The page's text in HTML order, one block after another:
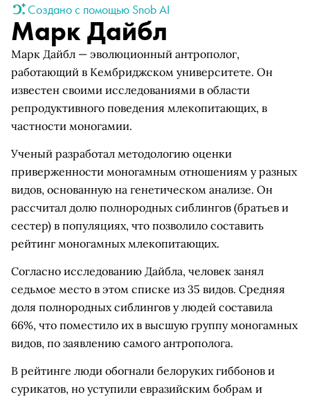
Создано с помощью Snob AI
Марк Дайбл
Марк Дайбл — эволюционный антрополог,
работающий в Кембриджском университете. Он
известен своими исследованиями в области
репродуктивного поведения млекопитающих, в
частности моногамии.
Ученый разработал методологию оценки
приверженности моногамным отношениям у разных
видов, основанную на генетическом анализе. Он
рассчитал долю полнородных сиблингов (братьев и
сестер) в популяциях, что позволило составить
рейтинг моногамных млекопитающих.
Согласно исследованию Дайбла, человек занял
седьмое место в этом списке из 35 видов. Средняя
доля полнородных сиблингов у людей составила
66%, что поместило их в высшую группу моногамных
видов, по заявлению самого антрополога.
В рейтинге люди обогнали белоруких гиббонов и
сурикатов, но уступили евразийским бобрам и